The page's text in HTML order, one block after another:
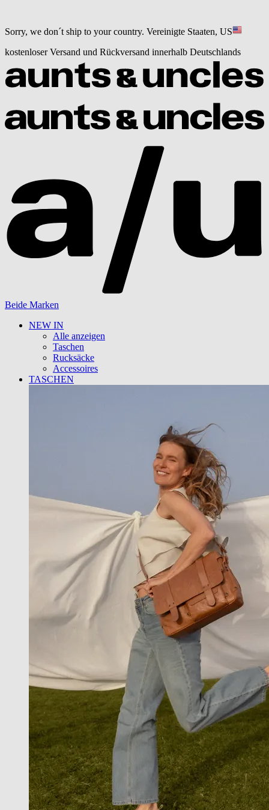
Sorry, we don´t ship to your country. Vereinigte Staaten, US
kostenloser Versand und Rückversand innerhalb Deutschlands
Beide Marken
NEW IN
Alle anzeigen
Taschen
Rucksäcke
Accessoires
TASCHEN